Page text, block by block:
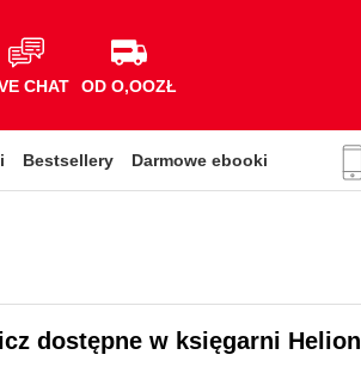
CHAT OD O,OOZŁ
Bestsellery Darmowe ebooki
dostępne w księgarni Helion